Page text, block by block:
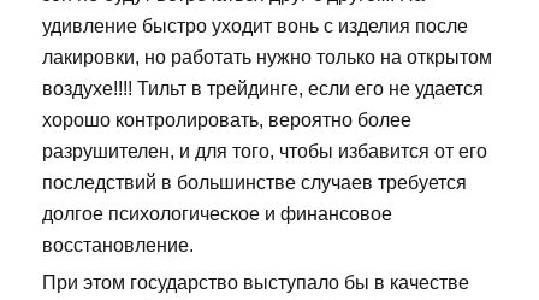
удивление быстро уходит вонь с изделия после
лакировки, но работать нужно только на открытом
воздухе!!!! Тильт в трейдинге, если его не удается
хорошо контролировать, вероятно более
разрушителен, и для того, чтобы избавится от его
последствий в большинстве случаев требуется
долгое психологическое и финансовое
восстановление.
При этом государство выступало бы в качестве